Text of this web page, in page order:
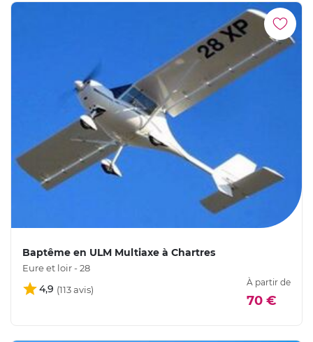
Baptême en ULM Multiaxe à Chartres
Eure et loir - 28
4,9
À partir de
70 €